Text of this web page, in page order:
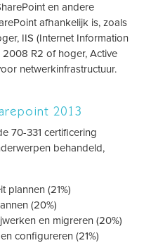
en andere
afhankelijk is, zoals
IIS (Internet Information
2008 R2 of hoger, Active
netwerkinfrastructuur.
2013
70-331 certificering
behandeld,
plannen (21%)
(20%)
en migreren (20%)
configureren (21%)